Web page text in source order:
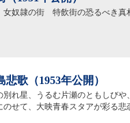
奴隷の街 特飲街の恐るべき真
悲歌（1953年公開）
別れ星、うるむ片瀬のともしび
のせて、大映青春スタアが彩る悲